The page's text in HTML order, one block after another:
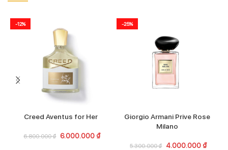
-12%
Creed Aventus for Her
6.800.000₫ 6.000.000 ₫
-25%
Giorgio Armani Prive Rose
Milano
5.300.000₫ 4.000.000 ₫